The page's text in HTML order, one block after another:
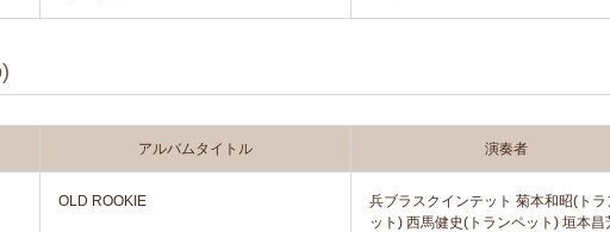
アルバムタイトル 演奏者
OLD ROOKIE
兵ブラスクインテット 菊本和昭(トラ
ット) 西馬健史(トランペット) 垣本昌